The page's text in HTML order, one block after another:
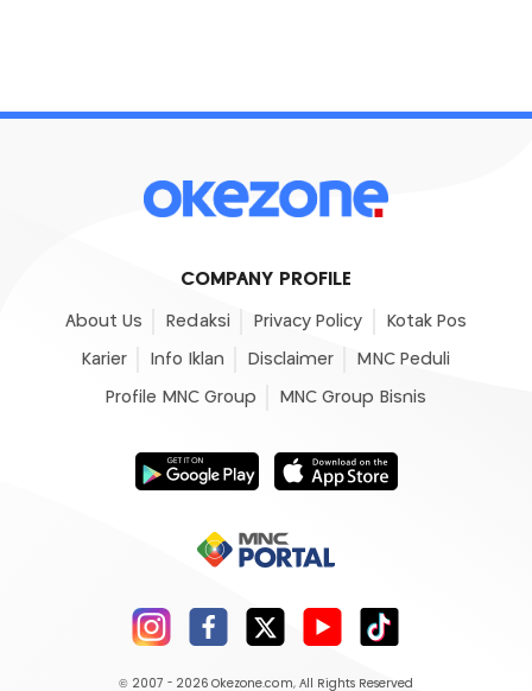
COMPANY PROFILE
About Us Redaksi Privacy Policy Kotak Pos
Karier Info Iklan Disclaimer MNC Peduli
Profile MNC Group MNC Group Bisnis
© 2007 - 2026 Okezone.com, All Rights Reserved